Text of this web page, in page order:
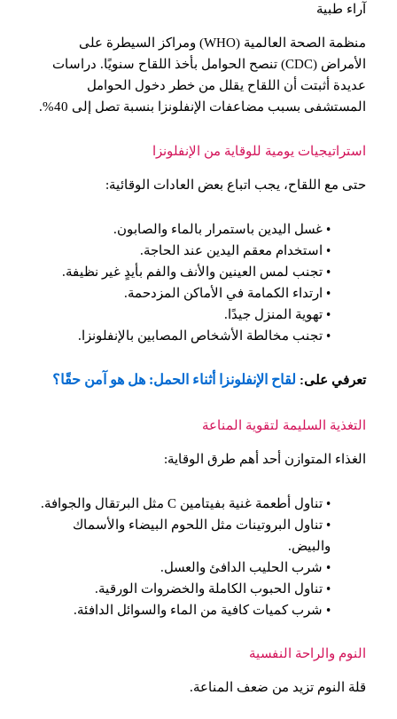
آراء طبية
منظمة الصحة العالمية (WHO) ومراكز السيطرة على
الأمراض (CDC) تنصح الحوامل بأخذ اللقاح سنويًا. دراسات
عديدة أثبتت أن اللقاح يقلل من خطر دخول الحوامل
المستشفى بسبب مضاعفات الإنفلونزا بنسبة تصل إلى 40%.
استراتيجيات يومية للوقاية من الإنفلونزا
حتى مع اللقاح، يجب اتباع بعض العادات الوقائية:
• غسل اليدين باستمرار بالماء والصابون.
• استخدام معقم اليدين عند الحاجة.
• تجنب لمس العينين والأنف والفم بأيدٍ غير نظيفة.
• ارتداء الكمامة في الأماكن المزدحمة.
• تهوية المنزل جيدًا.
• تجنب مخالطة الأشخاص المصابين بالإنفلونزا.
تعرفي على: لقاح الإنفلونزا أثناء الحمل: هل هو آمن حقًا؟
التغذية السليمة لتقوية المناعة
الغذاء المتوازن أحد أهم طرق الوقاية:
• تناول أطعمة غنية بفيتامين C مثل البرتقال والجوافة.
• تناول البروتينات مثل اللحوم البيضاء والأسماك
والبيض.
• شرب الحليب الدافئ والعسل.
• تناول الحبوب الكاملة والخضروات الورقية.
• شرب كميات كافية من الماء والسوائل الدافئة.
النوم والراحة النفسية
قلة النوم تزيد من ضعف المناعة.